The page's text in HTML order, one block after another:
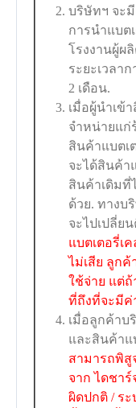
บริษัทฯ จะ
การนำแบต
โรงงานผู้ผ
ระยะเวลา
2 เดือน.
เมื่อผู้นำเข้
จำหน่ายแก่
สินค้าแบตเ
จะได้สินค้า
สินค้าเดิมที่
ด้วย. ทางบ
จะไปเปลี่ย
แบตเตอรี่เ
ไม่เสีย ลูก
ใช้จ่าย แต่
ที่ถึงที่จะมีค่
เมื่อลูกค้าบ
และสินค้าแ
สามารถพิสู
จาก ไดชา
ผิดปกติ / ร